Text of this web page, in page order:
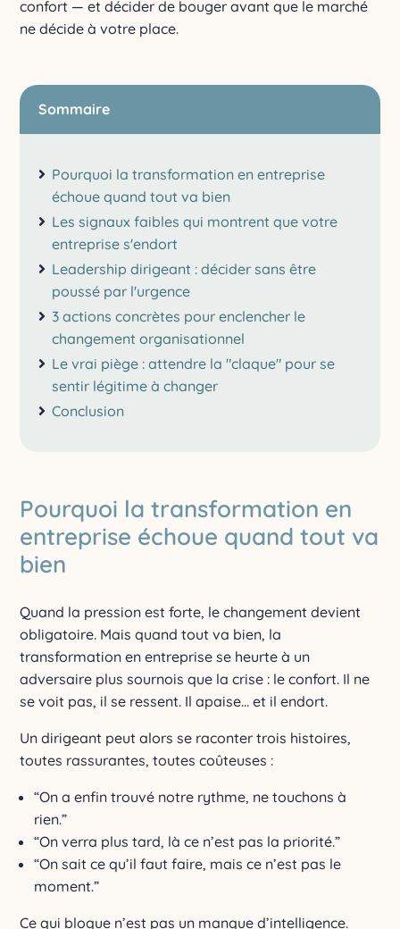
confort — et décider de bouger avant que le marché
ne décide à votre place.
Sommaire
Pourquoi la transformation en entreprise
échoue quand tout va bien
Les signaux faibles qui montrent que votre
entreprise s'endort
Leadership dirigeant : décider sans être
poussé par l'urgence
3 actions concrètes pour enclencher le
changement organisationnel
Le vrai piège : attendre la "claque" pour se
sentir légitime à changer
Conclusion
Pourquoi la transformation en
entreprise échoue quand tout va
bien
Quand la pression est forte, le changement devient
obligatoire. Mais quand tout va bien, la
transformation en entreprise se heurte à un
adversaire plus sournois que la crise : le confort. Il ne
se voit pas, il se ressent. Il apaise… et il endort.
Un dirigeant peut alors se raconter trois histoires,
toutes rassurantes, toutes coûteuses :
“On a enfin trouvé notre rythme, ne touchons à
rien.”
“On verra plus tard, là ce n’est pas la priorité.”
“On sait ce qu’il faut faire, mais ce n’est pas le
moment.”
Ce qui bloque n’est pas un manque d’intelligence.